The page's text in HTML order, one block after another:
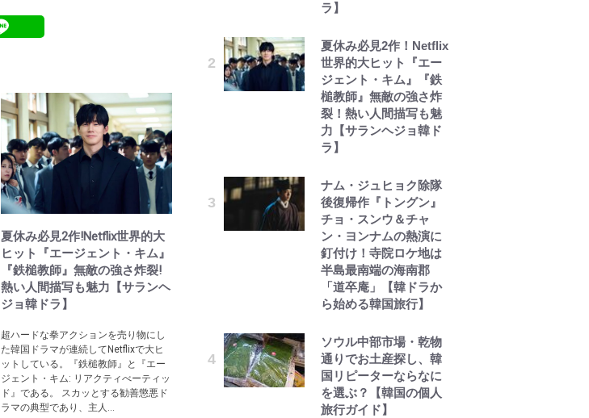
夏休み必見2作!Netflix世界的大
ヒット『エージェント・キム』
『鉄槌教師』無敵の強さ炸裂!
熱い人間描写も魅力【サランヘ
ジョ韓ドラ】
超ハードな拳アクションを売り物にし
た韓国ドラマが連続してNetflixで大ヒ
ットしている。『鉄槌教師』と『エー
ジェント・キム: リアクティべーティッ
ド』である。 スカッとする勧善懲悪ド
ラマの典型であり、主人...
ラ】
夏休み必見2作！Netflix
世界的大ヒット『エー
ジェント・キム』『鉄
槌教師』無敵の強さ炸
裂！熱い人間描写も魅
力【サランヘジョ韓ド
ラ】
ナム・ジュヒョク除隊
後復帰作『トングン』
チョ・スンウ＆チャ
ン・ヨンナムの熱演に
釘付け！寺院ロケ地は
半島最南端の海南郡
「道卒庵」【韓ドラか
ら始める韓国旅行】
ソウル中部市場・乾物
通りでお土産探し、韓
国リピーターならなに
を選ぶ？【韓国の個人
旅行ガイド】